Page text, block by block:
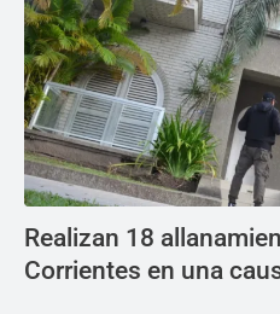
Realizan 18
Corrientes en una